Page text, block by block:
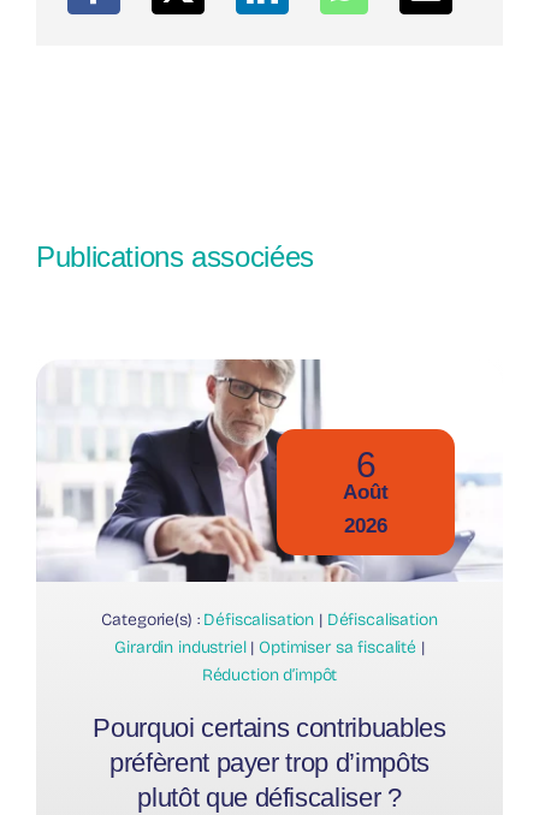
Publications associées
6
Août
2026
Categorie(s) : Défiscalisation | Défiscalisation
Girardin industriel| Optimiser sa fiscalité |
Réduction d’impôt
Pourquoi certains contribuables
préfèrent payer trop d’impôts
plutôt que défiscaliser ?